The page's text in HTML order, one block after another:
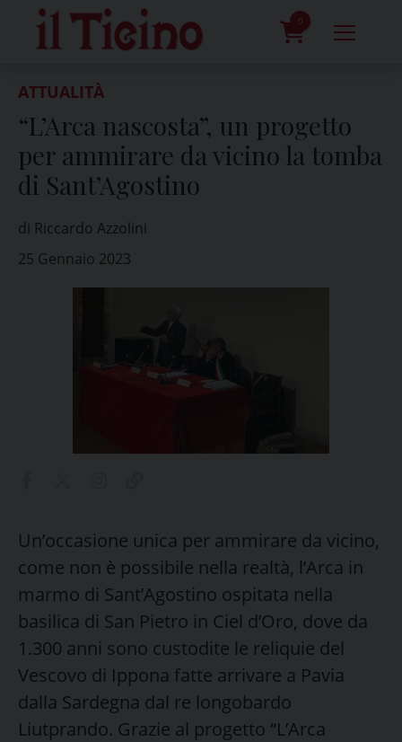
content
0
ATTUALITÀ
“L’Arca nascosta”, un progetto
per ammirare da vicino la tomba
di Sant’Agostino
di Riccardo Azzolini
25 Gennaio 2023
Un’occasione unica per ammirare da vicino,
come non è possibile nella realtà, l’Arca in
marmo di Sant’Agostino ospitata nella
basilica di San Pietro in Ciel d’Oro, dove da
1.300 anni sono custodite le reliquie del
Vescovo di Ippona fatte arrivare a Pavia
dalla Sardegna dal re longobardo
Liutprando. Grazie al progetto “L’Arca